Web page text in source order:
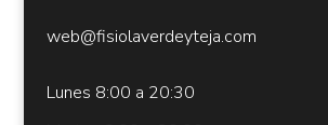
web@fisiolaverdeyteja.com
Lunes 8:00 a 20:30